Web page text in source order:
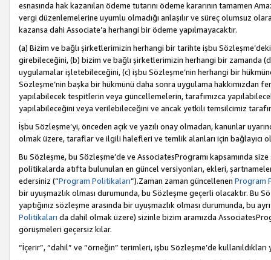
esnasında hak kazanılan ödeme tutarını ödeme kararının tamamen
vergi düzenlemelerine uyumlu olmadığı anlaşılır ve süreç olumsuz
kazansa dahi Associate’a herhangi bir ödeme yapılmayacaktır.
(a) Bizim ve bağlı şirketlerimizin herhangi bir tarihte işbu
girebileceğini, (b) bizim ve bağlı şirketlerimizin herhangi bir zamanda
uygulamalar işletebileceğini, (c) işbu Sözleşme’nin herhangi bir
Sözleşme’nin başka bir hükmünü daha sonra uygulama hakkımızdan
yapılabilecek tespitlerin veya güncellemelerin, tarafımızca
yapılabileceğini veya verilebileceğini ve ancak yetkili temsilcimiz
İşbu Sözleşme’yi, önceden açık ve yazılı onay olmadan, kanunlar
olmak üzere, taraflar ve ilgili halefleri ve temlik alanları için bağlayıcı
Bu Sözleşme, bu Sözleşme’de ve AssociatesProgramı kapsamında
politikalarda atıfta bulunulan en güncel versiyonları, ekleri,
edersiniz (“Program Politikaları”).Zaman zaman güncellenen Program
bir uyuşmazlık olması durumunda, bu Sözleşme geçerli olacaktır. Bu
yaptığınız sözleşme arasında bir uyuşmazlık olması durumunda, bu
Politikaları da dahil olmak üzere) sizinle bizim aramızda
görüşmeleri geçersiz kılar.
“İçerir”, “dahil” ve “örneğin” terimleri, işbu Sözleşme’de